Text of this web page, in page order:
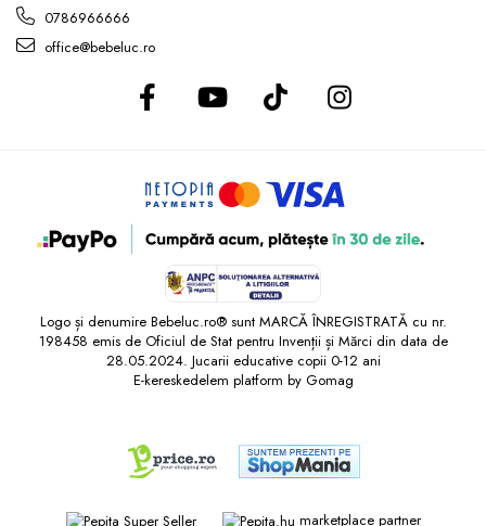
0786966666
office@bebeluc.ro
Logo și denumire Bebeluc.ro® sunt MARCĂ ÎNREGISTRATĂ cu nr.
198458 emis de Oficiul de Stat pentru Invenții și Mărci din data de
28.05.2024. Jucarii educative copii 0-12 ani
E-kereskedelem platform by Gomag
marketplace partner